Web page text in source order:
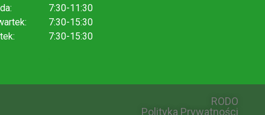
7:30-11:30
7:30-15:30
7:30-15:30
RODO
Polityka Prywatności